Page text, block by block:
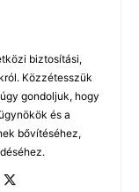
biztosítási,
Közzétesszük
gondoljuk, hogy
és a
bővítéséhez,